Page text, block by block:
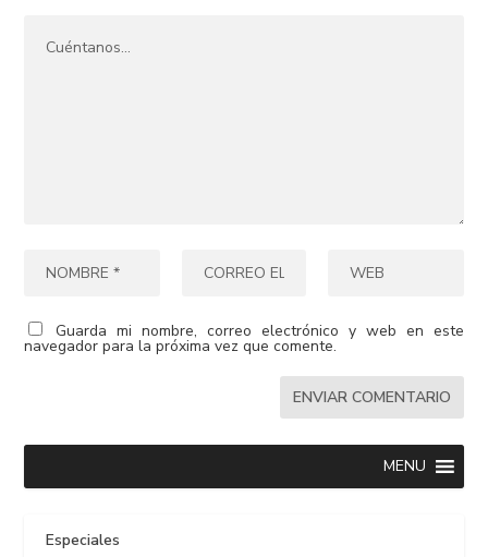
Guarda mi nombre, correo electrónico y web en este
navegador para la próxima vez que comente.
MENU
Especiales